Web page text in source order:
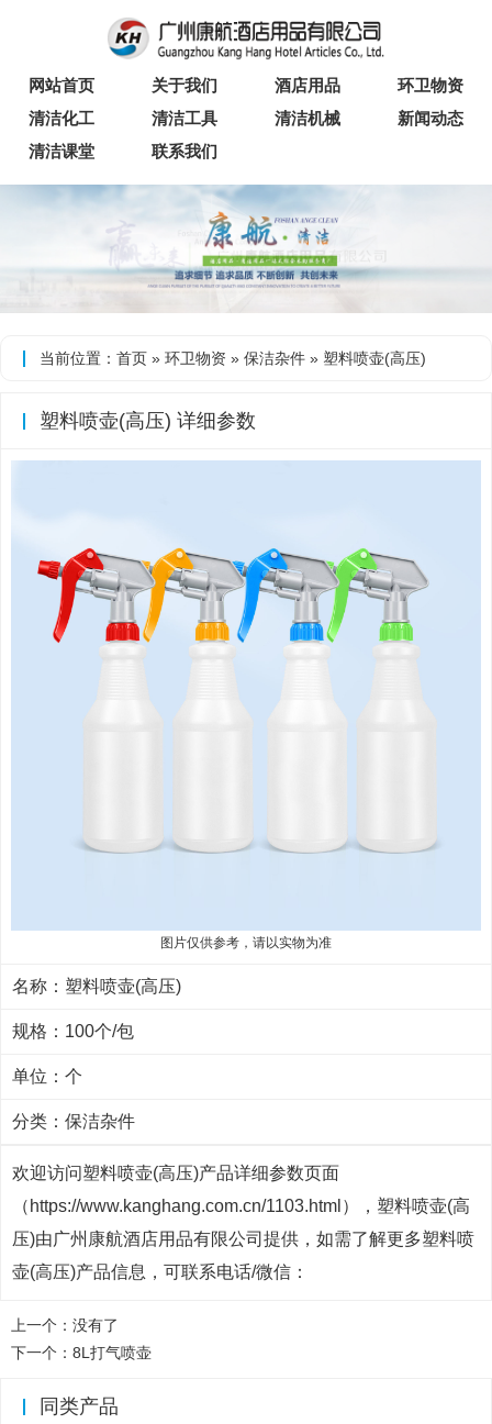
网站首页 关于我们 酒店用品
环卫物资
清洁化工
清洁工具 清洁机械
新闻动态
清洁课堂
联系我们
当前位置： 首页 » 环卫物资 » 保洁杂件 » 塑料喷壶(高压)
塑料喷壶(高压) 详细参数
图片仅供参考，请以实物为准
名称：塑料喷壶(高压)
规格：100个/包
单位：个
分类： 保洁杂件
欢迎访问塑料喷壶(高压)产品详细参数页面
（https://www.kanghang.com.cn/1103.html），塑料喷壶(高
压)由广州康航酒店用品有限公司提供，如需了解更多塑料喷
壶(高压)产品信息，可联系电话/微信：
上一个：没有了
下一个： 8L打气喷壶
同类产品